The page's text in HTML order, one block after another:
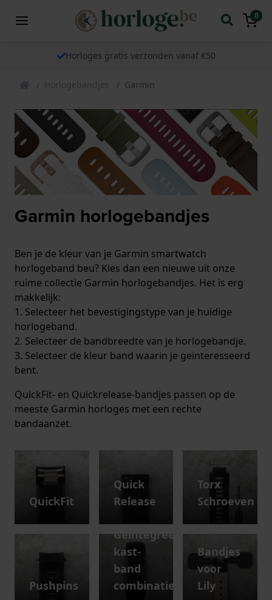
0
Horloges gratis verzonden vanaf €50
Horlogebandjes Garmin
Garmin horlogebandjes
Ben je de kleur van je Garmin smartwatch
horlogeband beu? Kies dan een nieuwe uit onze
ruime collectie Garmin horlogebandjes. Het is erg
makkelijk:
1. Selecteer het bevestigingstype van je huidige
horlogeband.
2. Selecteer de bandbreedte van je horlogebandje.
3. Selecteer de kleur band waarin je geïnteresseerd
bent.
QuickFit- en Quickrelease-bandjes passen op de
meeste Garmin horloges met een rechte
bandaanzet.
QuickFit
Quick
Release
Torx
Schroeven
Pushpins
Geïntegreerde
kast-
band
combinatie
Bandjes
voor
Lily